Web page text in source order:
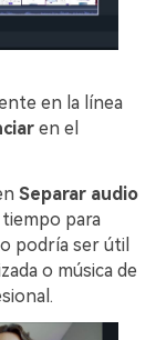
en la línea
en el
Separar audio
tiempo para
podría ser útil
o música de